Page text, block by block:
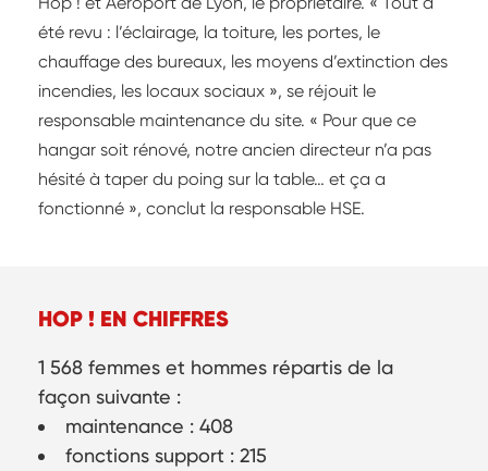
été revu : l’éclairage, la toiture, les portes, le
chauffage des bureaux, les moyens d’extinction des
incendies, les locaux sociaux », se réjouit le
responsable maintenance du site. « Pour que ce
hangar soit rénové, notre ancien directeur n’a pas
hésité à taper du poing sur la table… et ça a
fonctionné », conclut la responsable HSE.
HOP ! EN CHIFFRES
1 568 femmes et hommes répartis de la
façon suivante :
maintenance : 408
fonctions support : 215